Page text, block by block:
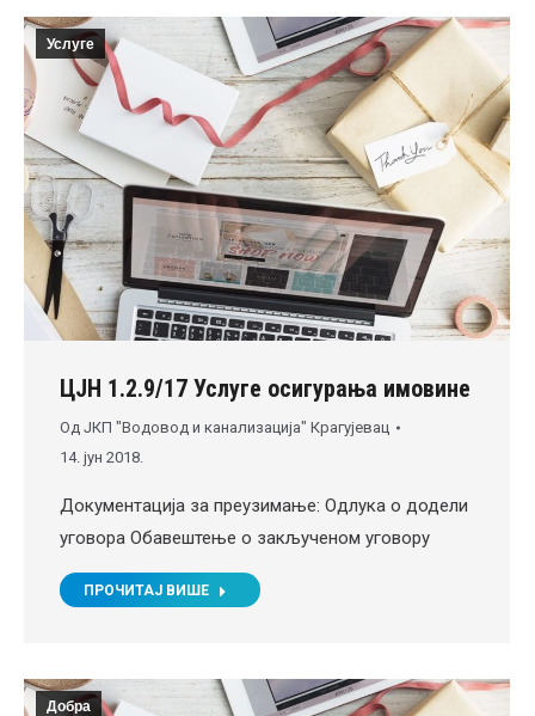
Услуге
ЦЈН 1.2.9/17 Услуге осигурања имовине
Од ЈКП "Водовод и канализација" Крагујевац
14. јун 2018.
Документација за преузимање: Одлука о додели
уговора Обавештење о закљученом уговору
ПРОЧИТАЈ ВИШЕ
Добра